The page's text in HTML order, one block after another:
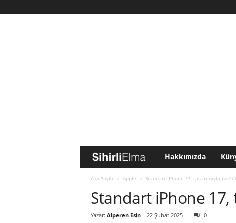
i
Hakkımızda
Ana Sayfa Apple Standart iPhone 17, tasarımıyla
Standart iPhone 17,
Yazar: Alperen Esin- 22 Şubat 2025 0